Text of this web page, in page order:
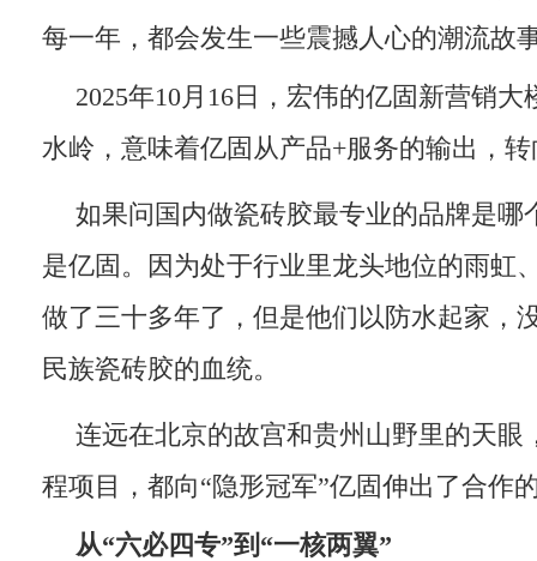
每一年，都会发生一些震撼人心的潮流故
2025年10月16日，宏伟的亿固新营销
水岭，意味着亿固从产品+服务的输出，
如果问国内做瓷砖胶最专业的品牌是哪
是亿固。因为处于行业里龙头地位的雨虹
做了三十多年了，但是他们以防水起家，
民族瓷砖胶的血统。
连远在北京的故宫和贵州山野里的天眼
程项目，都向“隐形冠军”亿固伸出了合作
从“六必四专”到 “一核两翼”